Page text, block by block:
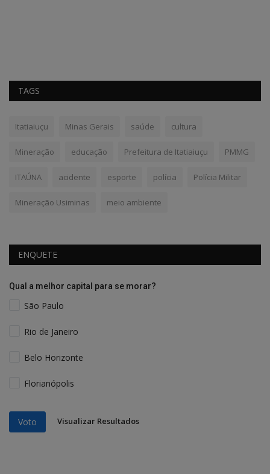
TAGS
Itatiaiuçu Minas Gerais saúde cultura
Mineração educação Prefeitura de Itatiaiuçu PMMG
ITAÚNA acidente esporte polícia Polícia Militar
Mineração Usiminas meio ambiente
ENQUETE
Qual a melhor capital para se morar?
São Paulo
Rio de Janeiro
Belo Horizonte
Florianópolis
Voto Visualizar Resultados